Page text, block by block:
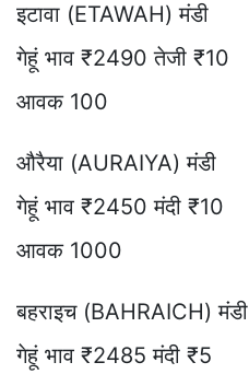
इटावा (ETAWAH) मंडी
गेहूं भाव ₹2490 तेजी ₹10
आवक 100
औरैया (AURAIYA) मंडी
गेहूं भाव ₹2450 मंदी ₹10
आवक 1000
बहराइच (BAHRAICH) मंडी
गेहूं भाव ₹2485 मंदी ₹5